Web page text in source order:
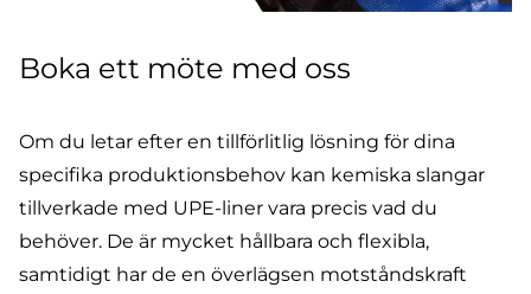
Boka ett möte med oss
Om du letar efter en tillförlitlig lösning för dina
specifika produktionsbehov kan kemiska slangar
tillverkade med UPE-liner vara precis vad du
behöver. De är mycket hållbara och flexibla,
samtidigt har de en överlägsen motståndskraft